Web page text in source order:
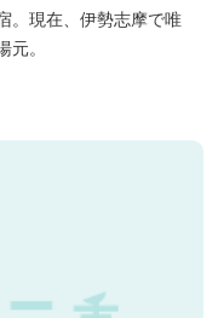
。現在、伊勢志摩で唯
。